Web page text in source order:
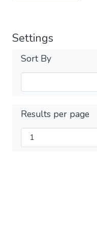
Settings
Sort By
Results per page